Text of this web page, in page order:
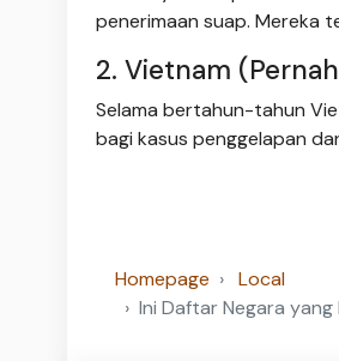
penerimaan suap. Mereka
2. Vietnam
Selama bertahun-tahun
bagi kasus penggelapan
Homepage
Local
Ini Daftar Negara